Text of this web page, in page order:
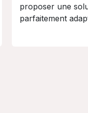
proposer une
parfaitement